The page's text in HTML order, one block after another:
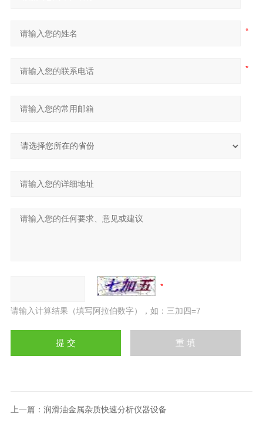
请输入计算结果（填写阿拉伯数字），如：三加四=7
上一篇： 润滑油金属杂质快速分析仪器设备